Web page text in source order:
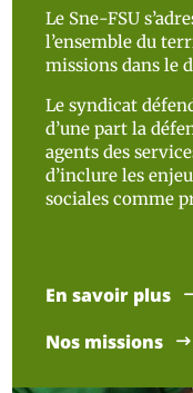
Le Sne-FSU
l’ensemble du
missions dans le
Le syndicat
d’une part la
agents des
d’inclure les
sociales comme
En savoir plus
Nos missions